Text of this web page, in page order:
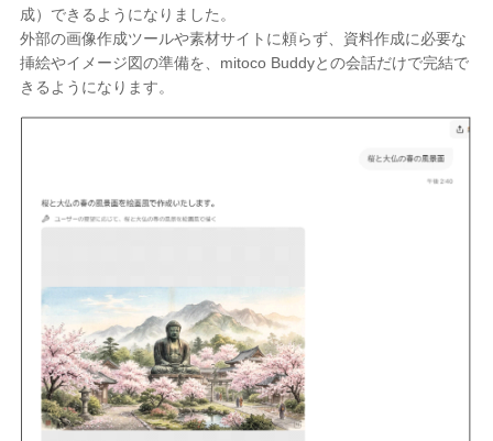
成）できるようになりました。
外部の画像作成ツールや素材サイトに頼らず、資料作成に必要な
挿絵やイメージ図の準備を、mitoco Buddyとの会話だけで完結で
きるようになります。